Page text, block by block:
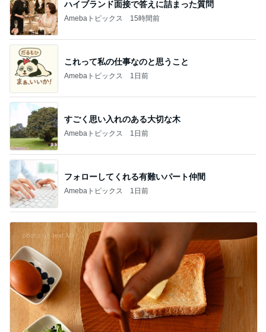
ハイブランド面接で答えに詰まった質問
Amebaトピックス 15時間前
これって私の仕事なのと思うこと
Amebaトピックス 1日前
すごく思い入れのある大切な木
Amebaトピックス 1日前
フォローしてくれる有難いパート仲間
Amebaトピックス 1日前